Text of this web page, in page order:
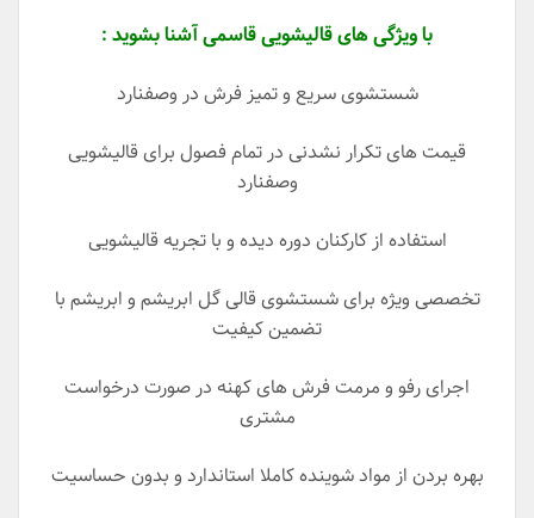
با ویژگی های قالیشویی قاسمی آشنا بشوید :
شستشوی سریع و تمیز فرش در وصفنارد
قیمت های تکرار نشدنی در تمام فصول برای قالیشویی
وصفنارد
استفاده از کارکنان دوره دیده و با تجریه قالیشویی
تخصصی ویژه برای شستشوی قالی گل ابریشم و ابریشم با
تضمین کیفیت
اجرای رفو و مرمت فرش های کهنه در صورت درخواست
مشتری
بهره بردن از مواد شوینده کاملا استاندارد و بدون حساسیت